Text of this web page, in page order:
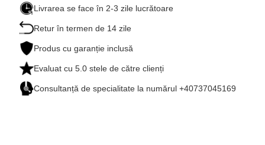
Livrarea se face în 2-3 zile lucrătoare
Retur în termen de 14 zile
Produs cu garanție inclusă
Evaluat cu5.0 stele de către clienți
Consultanță de specialitate la numărul +40737045169